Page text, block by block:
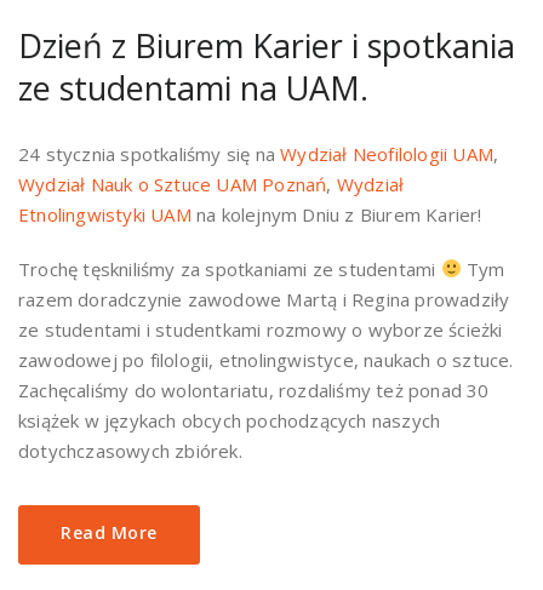
Dzień z Biurem Karier i spotkania
ze studentami na UAM.
24 stycznia spotkaliśmy się naWydział Neofilologii UAM,
Wydział Nauk o Sztuce UAM Poznań, Wydział
Etnolingwistyki UAM na kolejnym Dniu z Biurem Karier!
Trochę tęskniliśmy za spotkaniami ze studentami
Tym
razem doradczynie zawodowe Martą i Regina prowadziły
ze studentami i studentkami rozmowy o wyborze ścieżki
zawodowej po filologii, etnolingwistyce, naukach o sztuce.
Zachęcaliśmy do wolontariatu, rozdaliśmy też ponad 30
książek w językach obcych pochodzących naszych
dotychczasowych zbiórek.
Read More